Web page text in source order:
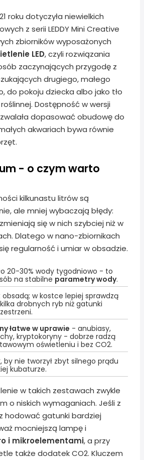
roku dotyczyła niewielkich
z serii LEDDY Mini Creative
zbiorników wyposażonych
LED, czyli rozwiązania
zaczynających przygodę z
drugiego, małego
do pokoju dziecka albo jako tło
Dostępność w wersji
dopasować obudowę do
akwariach bywa równie
- o czym warto
kilkunastu litrów są
ale mniej wybaczają błędy:
się w nich szybciej niż w
Dlatego w nano-zbiornikach
regularność i umiar w obsadzie.
20-30% wody tygodniowo - to
na stabilne parametry wody.
obsadą; w kostce lepiej sprawdzą
drobnych ryb niż gatunki
łatwe w uprawie - anubiasy,
kryptokoryny - dobrze radzą
oświetleniu i bez CO2.
by nie tworzył zbyt silnego prądu
kubaturze.
w takich zestawach zwykle
o niskich wymaganiach. Jeśli z
hodować gatunki bardziej
mocniejszą lampę i
i mikroelementami, a przy
także dodatek CO2. Kluczem